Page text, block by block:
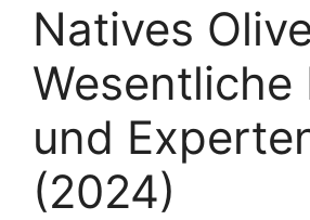
Natives
Wesentliche
und
(2024)